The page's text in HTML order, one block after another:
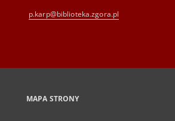
p.karp@biblioteka.zgora.pl
MAPA STRONY